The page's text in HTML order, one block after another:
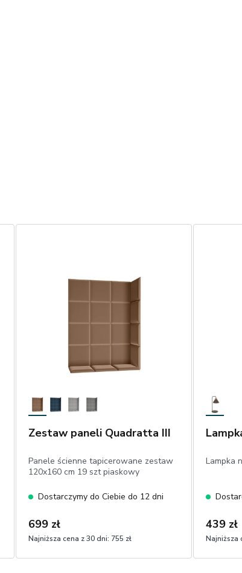
Zestaw paneli Quadratta III
Panele ścienne tapicerowane zestaw
120x160 cm 19 szt piaskowy
Dostarczymy do Ciebie do 12 dni
699 zł
Najniższa cena z 30 dni: 755 zł
Lampka
439 zł
Najniższa